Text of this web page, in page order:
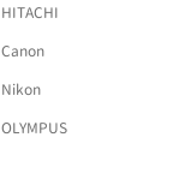
HITACHI
Canon
Nikon
OLYMPUS